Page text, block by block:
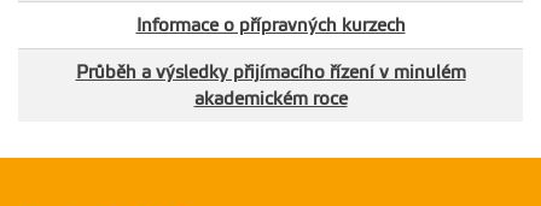
Informace o přípravných kurzech
Průběh a výsledky přijímacího řízení v minulém
akademickém roce